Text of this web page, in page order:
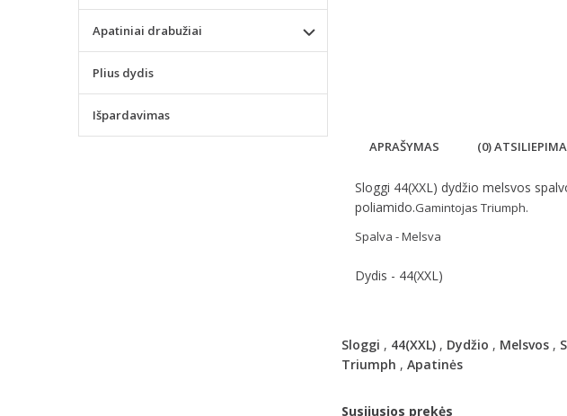
APRAŠYMAS (0)
Sloggi 44(XXL) dydžio melsvos
poliamido.Gamintojas Triumph.
Spalva - Melsva
Dydis - 44(XXL)
Sloggi , 44(XXL), Dydžio , Melsvos,
Triumph , Apatinės
Susijusios prekės
Apatiniai drabužiai
Plius dydis
Išpardavimas